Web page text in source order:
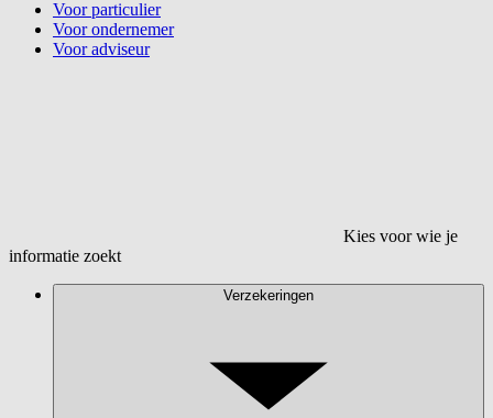
Voor particulier
Voor ondernemer
Voor adviseur
Kies voor wie je
informatie zoekt
Verzekeringen